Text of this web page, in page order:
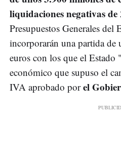
liquidaciones negativas de
Presupuestos Generales del
incorporarán una partida
euros con los que el Estado
económico que supuso el
IVA aprobado porel